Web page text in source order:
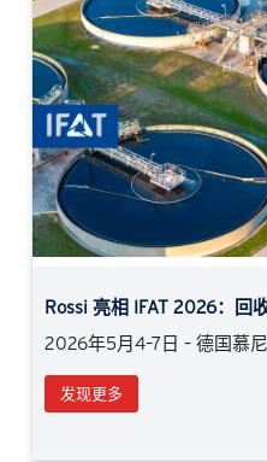
Rossi 亮相 IFAT 2026：回
2026年5月4–7日 – 德国慕
发现更多